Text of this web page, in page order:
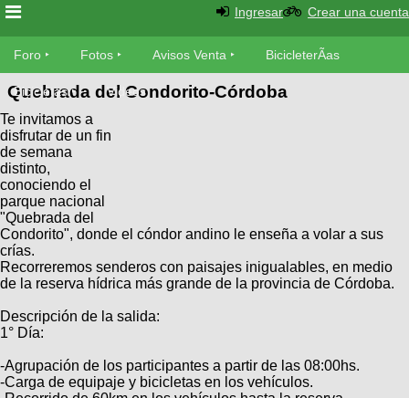
Foro
Foro
TÃ©cnica
MecÃ¡nica
Fotos
SUBÃ
tu foto
Galeria
XC
Bicicletas
Viajes
Descenso
Dirt
Avisos
Ventas
SUBÃ
tu
aviso
Buscar
Fotos
BicicleterÃ­
as
Bicicletas
Tandem
Videos
Cicloturismo
Ingresar Crear una cuenta
Foro Fotos Avisos Venta BicicleterÃ­as
Bicicletas Videos
Quebrada del Condorito-Córdoba
Te invitamos a
disfrutar de un fin
de semana
distinto,
conociendo el
parque nacional
"Quebrada del
Condorito", donde el cóndor andino le enseña a volar a sus
crías.
Recorreremos senderos con paisajes inigualables, en medio
de la reserva hídrica más grande de la provincia de Córdoba.
Descripción de la salida:
1° Día:
-Agrupación de los participantes a partir de las 08:00hs.
-Carga de equipaje y bicicletas en los vehículos.